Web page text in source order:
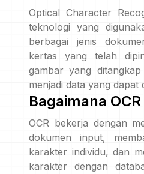
Optical Character
teknologi yang
berbagai jenis
kertas yang telah
gambar yang
menjadi data yang dapat
Bagaimana
OCR bekerja dengan
dokumen input,
karakter individu, dan
karakter dengan